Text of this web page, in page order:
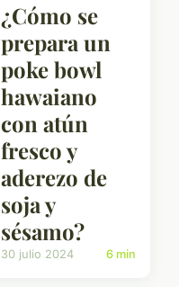
¿Cómo se
prepara un
poke bowl
hawaiano
con atún
fresco y
aderezo de
soja y
sésamo?
30 julio 2024 6 min